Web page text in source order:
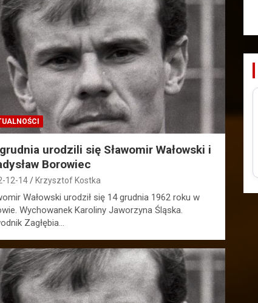
urodzili się Sławomir Wałowski i
Borowiec
12-14 Krzysztof Kostka
Wałowski urodził się 14 grudnia 1962 roku w
Wychowanek Karoliny Jaworzyna Śląska.
Zagłębia…